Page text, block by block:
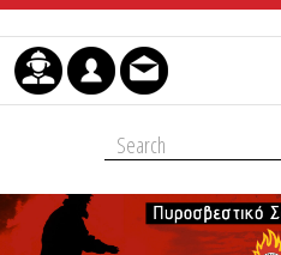
Μετάβαση στο περιεχόμενο